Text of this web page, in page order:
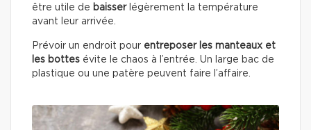
être utile de baisserlégèrement la température
avant leur arrivée.
Prévoir un endroit pour entreposer les manteaux et
les bottes évite le chaos à l’entrée. Un large bac de
plastique ou une patère peuvent faire l’affaire.